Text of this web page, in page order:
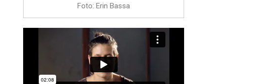
Foto: Erin Bassa